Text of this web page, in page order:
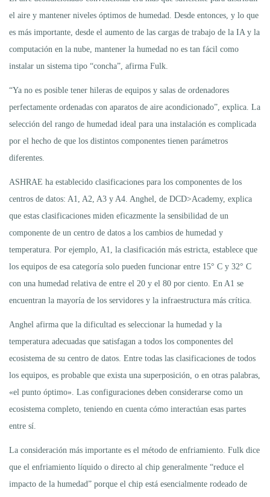
el aire y mantener niveles óptimos de humedad. Desde entonces, y lo que
es más importante, desde el aumento de las cargas de trabajo de la IA y la
computación en la nube, mantener la humedad no es tan fácil como
instalar un sistema tipo “concha”, afirma Fulk.
“Ya no es posible tener hileras de equipos y salas de ordenadores
perfectamente ordenadas con aparatos de aire acondicionado”, explica. La
selección del rango de humedad ideal para una instalación es complicada
por el hecho de que los distintos componentes tienen parámetros
diferentes.
ASHRAE ha establecido clasificaciones para los componentes de los
centros de datos: A1, A2, A3 y A4. Anghel, de DCD>Academy, explica
que estas clasificaciones miden eficazmente la sensibilidad de un
componente de un centro de datos a los cambios de humedad y
temperatura. Por ejemplo, A1, la clasificación más estricta, establece que
los equipos de esa categoría solo pueden funcionar entre 15° C y 32° C
con una humedad relativa de entre el 20 y el 80 por ciento. En A1 se
encuentran la mayoría de los servidores y la infraestructura más crítica.
Anghel afirma que la dificultad es seleccionar la humedad y la
temperatura adecuadas que satisfagan a todos los componentes del
ecosistema de su centro de datos. Entre todas las clasificaciones de todos
los equipos, es probable que exista una superposición, o en otras palabras,
«el punto óptimo». Las configuraciones deben considerarse como un
ecosistema completo, teniendo en cuenta cómo interactúan esas partes
entre sí.
La consideración más importante es el método de enfriamiento. Fulk dice
que el enfriamiento líquido o directo al chip generalmente “reduce el
impacto de la humedad” porque el chip está esencialmente rodeado de